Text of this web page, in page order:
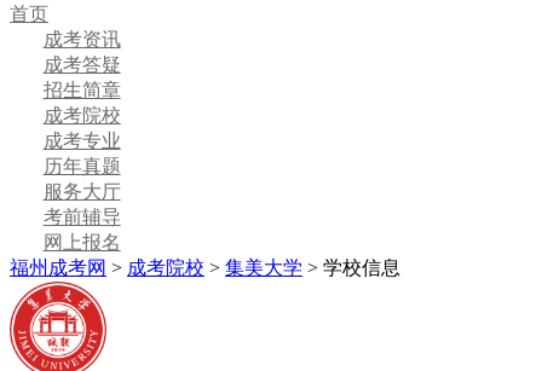
首页
成考资讯
成考答疑
招生简章
成考院校
成考专业
历年真题
服务大厅
考前辅导
网上报名
福州成考网 > 成考院校 > 集美大学 > 学校信息